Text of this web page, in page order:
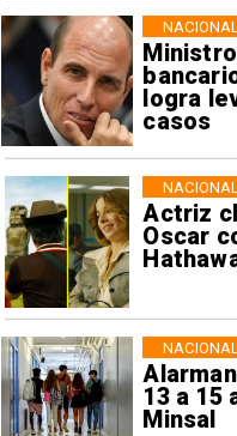
logra
casos
NACIONAL
Actriz
Oscar
NACIONAL
13 a 15
Minsal
NACIONAL